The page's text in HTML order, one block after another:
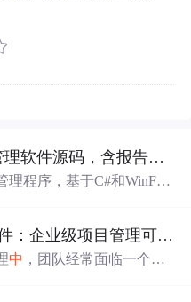
C#编写的Windows体检管理软件源码，含报告生成、皮肤切换与自动升级功能
理程序，基于C#和WinFor
、DownloadConfirm等
肤切换能力，适配不同
.NET Winforms甘特图控件：企业级项目管理可视化的最佳实践
中 ，团队经常面临一个共